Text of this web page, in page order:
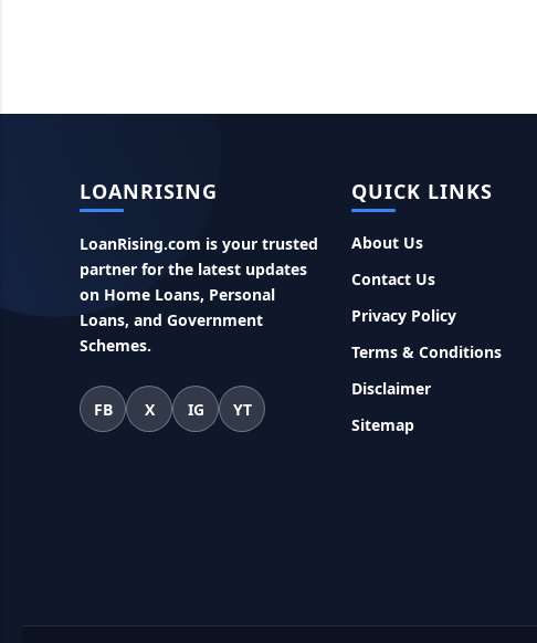
LOANRISING
LoanRising.com is your trusted
partner for the latest updates
on Home Loans, Personal
Loans, and Government
Schemes.
FB X IG YT
QUICK LINKS
About Us
Contact Us
Privacy Policy
Terms & Conditions
Disclaimer
Sitemap